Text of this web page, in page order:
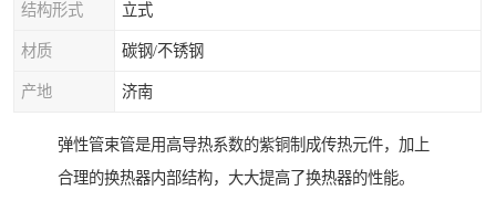
结构形式 立式
材质 碳钢/不锈钢
产地 济南
弹性管束管是用高导热系数的紫铜制成传热元件，加上
合理的换热器内部结构，大大提高了换热器的性能。